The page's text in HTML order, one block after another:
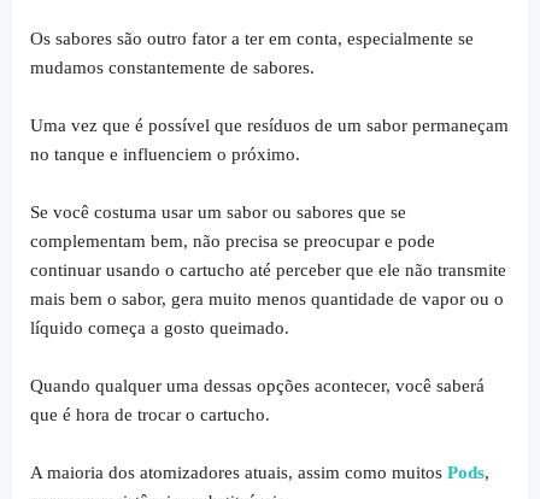
Os sabores são outro fator a ter em conta, especialmente se
mudamos constantemente de sabores.
Uma vez que é possível que resíduos de um sabor permaneçam
no tanque e influenciem o próximo.
Se você costuma usar um sabor ou sabores que se
complementam bem, não precisa se preocupar e pode
continuar usando o cartucho até perceber que ele não transmite
mais bem o sabor, gera muito menos quantidade de vapor ou o
líquido começa a gosto queimado.
Quando qualquer uma dessas opções acontecer, você saberá
que é hora de trocar o cartucho.
A maioria dos atomizadores atuais, assim como muitos Pods,